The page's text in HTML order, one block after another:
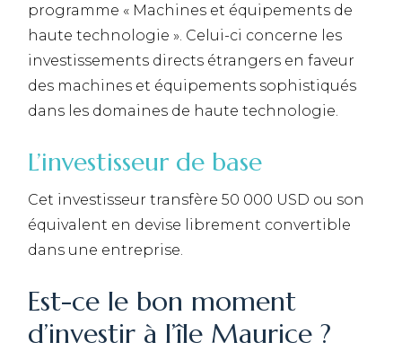
programme « Machines et équipements de
haute technologie ». Celui-ci concerne les
investissements directs étrangers en faveur
des machines et équipements sophistiqués
dans les domaines de haute technologie.
L’investisseur de base
Cet investisseur transfère 50 000 USD ou son
équivalent en devise librement convertible
dans une entreprise.
Est-ce le bon moment
d’investir à l’île Maurice ?